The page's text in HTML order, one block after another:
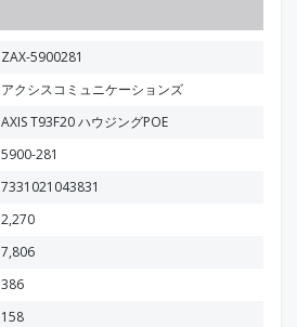
ZAX-5900281
アクシスコミュニケーションズ
AXIS T93F20 ハウジングPOE
5900-281
7331021043831
2,270
7,806
386
158